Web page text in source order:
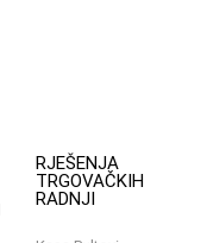
RJEŠENJA
TRGOVAČKIH
RADNJI